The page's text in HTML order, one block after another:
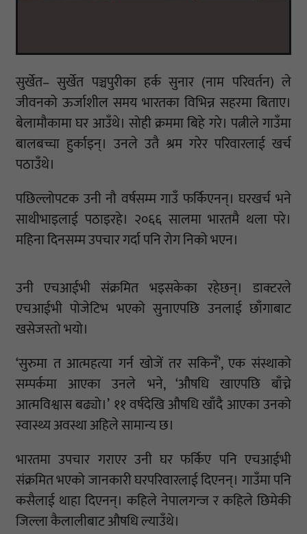
सुर्खेत– सुर्खेत पञ्चपुरीका हर्क सुनार (नाम परिवर्तन) ले
जीवनको ऊर्जाशील समय भारतका विभिन्न सहरमा बिताए।
बेलामौकामा घर आउँथे। सोही क्रममा बिहे गरे। पत्नीले गाउँमा
बालबच्चा हुर्काइन्। उनले उतै श्रम गरेर परिवारलाई खर्च
पठाउँथे।
पछिल्लोपटक उनी नौ वर्षसम्म गाउँ फर्किएनन्। घरखर्च भने
साथीभाइलाई पठाइरहे। २०६६ सालमा भारतमै थला परे।
महिना दिनसम्म उपचार गर्दा पनि रोग निको भएन।
उनी एचआईभी संक्रमित भइसकेका रहेछन्। डाक्टरले
एचआईभी पोजेटिभ भएको सुनाएपछि उनलाई छाँगाबाट
खसेजस्तो भयो।
‘सुरुमा त आत्महत्या गर्न खोजें तर सकिनँ’, एक संस्थाको
सम्पर्कमा आएका उनले भने, ‘औषधि खाएपछि बाँच्ने
आत्मविश्वास बढ्यो।’ ११ वर्षदेखि औषधि खाँदै आएका उनको
स्वास्थ्य अवस्था अहिले सामान्य छ।
भारतमा उपचार गराएर उनी घर फर्किए पनि एचआईभी
संक्रमित भएको जानकारी घरपरिवारलाई दिएनन्। गाउँमा पनि
कसैलाई थाहा दिएनन्। कहिले नेपालगन्ज र कहिले छिमेकी
जिल्ला कैलालीबाट औषधि ल्याउँथे।